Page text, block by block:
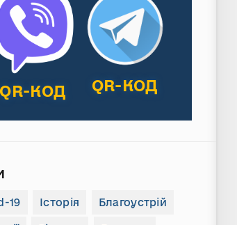
QR-КОД QR-КОД
19 Історія Благоустрій